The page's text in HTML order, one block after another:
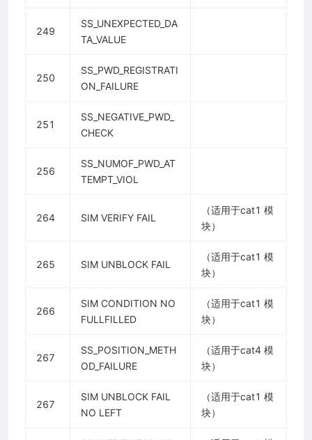
249
SS_UNEXPECTED_DA
TA_VALUE
250
SS_PWD_REGISTRATI
ON_FAILURE
251
SS_NEGATIVE_PWD_
CHECK
256
SS_NUMOF_PWD_AT
TEMPT_VIOL
264 SIM VERIFY FAIL
（适用于cat1 模
块）
265 SIM UNBLOCK FAIL
（适用于cat1 模
块）
266
SIM CONDITION NO
FULLFILLED
（适用于cat1 模
块）
267
SS_POSITION_METH
OD_FAILURE
（适用于cat4 模
块）
267
SIM UNBLOCK FAIL
NO LEFT
（适用于cat1 模
块）